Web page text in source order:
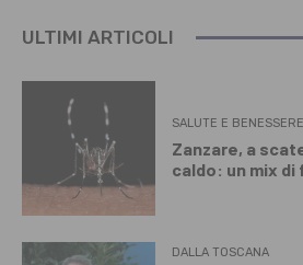
ULTIMI ARTICOLI
SALUTE E BENESSERE
Zanzare, a
caldo: un mix di
DALLA TOSCANA